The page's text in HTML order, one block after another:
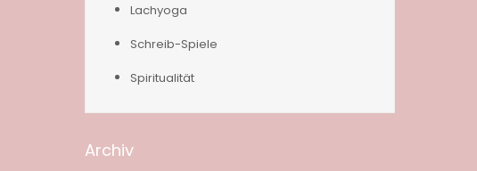
Lachyoga
Schreib-Spiele
Spiritualität
Archiv